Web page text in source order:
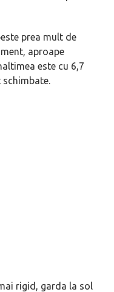
prea mult de
aproape
este cu 6,7
rigid, garda la sol